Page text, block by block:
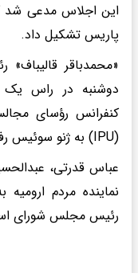
این اجلاس مدعی شد
پاریس تشکیل داد.
«محمدباقر
دوشنبه در راس
کنفرانس رؤسای
(IPU) به ژنو سوئیس رفت.
عباس قدرتی،
نماینده مردم ارومیه
رئیس مجلس شورای